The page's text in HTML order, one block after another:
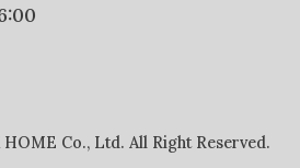
Co., Ltd. All Right Reserved.